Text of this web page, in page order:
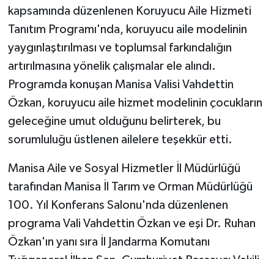
kapsamında düzenlenen Koruyucu Aile Hizmeti
Tanıtım Programı'nda, koruyucu aile modelinin
yaygınlaştırılması ve toplumsal farkındalığın
artırılmasına yönelik çalışmalar ele alındı.
Programda konuşan Manisa Valisi Vahdettin
Özkan, koruyucu aile hizmet modelinin çocukların
geleceğine umut olduğunu belirterek, bu
sorumluluğu üstlenen ailelere teşekkür etti.
Manisa Aile ve Sosyal Hizmetler İl Müdürlüğü
tarafından Manisa İl Tarım ve Orman Müdürlüğü
100. Yıl Konferans Salonu'nda düzenlenen
programa Vali Vahdettin Özkan ve eşi Dr. Ruhan
Özkan'ın yanı sıra İl Jandarma Komutanı
Jandarma
Kadın
KÜLTÜR SANAT
MAGAZİN
POLİTİKA
Sağlık
SİYASET